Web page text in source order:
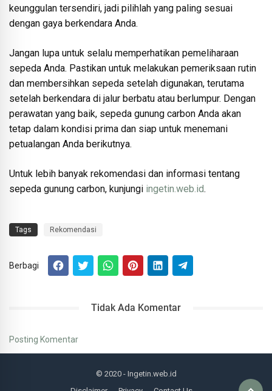
keunggulan tersendiri, jadi pilihlah yang paling sesuai
dengan gaya berkendara Anda.
Jangan lupa untuk selalu memperhatikan pemeliharaan
sepeda Anda. Pastikan untuk melakukan pemeriksaan rutin
dan membersihkan sepeda setelah digunakan, terutama
setelah berkendara di jalur berbatu atau berlumpur. Dengan
perawatan yang baik, sepeda gunung carbon Anda akan
tetap dalam kondisi prima dan siap untuk menemani
petualangan Anda berikutnya.
Untuk lebih banyak rekomendasi dan informasi tentang
sepeda gunung carbon, kunjungi ingetin.web.id.
Tags Rekomendasi
Berbagi
Tidak Ada Komentar
Posting Komentar
© 2020 - Ingetin.web.id